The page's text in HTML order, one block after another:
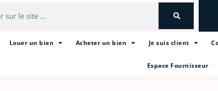
Louer un bien Acheter un bien Je suis client
Espace Fournisseur